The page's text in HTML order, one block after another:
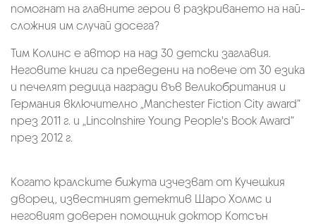
помогнат на главните герои в разкриването на най-
сложния им случай досега?
Тим Колинс е автор на над 30 детски заглавия.
Неговите книги са преведени на повече от 30 езика
и печелят редица награди във Великобритания и
Германия включително „Manchester Fiction City award“
през 2011 г. и „Lincolnshire Young People's Book Award“
през 2012 г.
Когато кралските бижута изчезват от Кучешкия
дворец, известният детектив Шаро Холмс и
неговият доверен помощник доктор Котсън